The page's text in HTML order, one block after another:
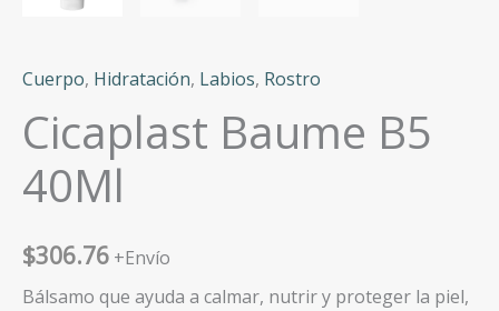
Cuerpo, Hidratación, Labios, Rostro
Cicaplast Baume B5
40Ml
$306.76 +Envío
Bálsamo que ayuda a calmar, nutrir y proteger la piel,